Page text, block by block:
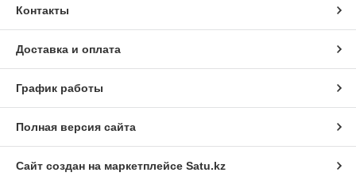
Контакты
Доставка и оплата
График работы
Полная версия сайта
Сайт создан на маркетплейсе Satu.kz